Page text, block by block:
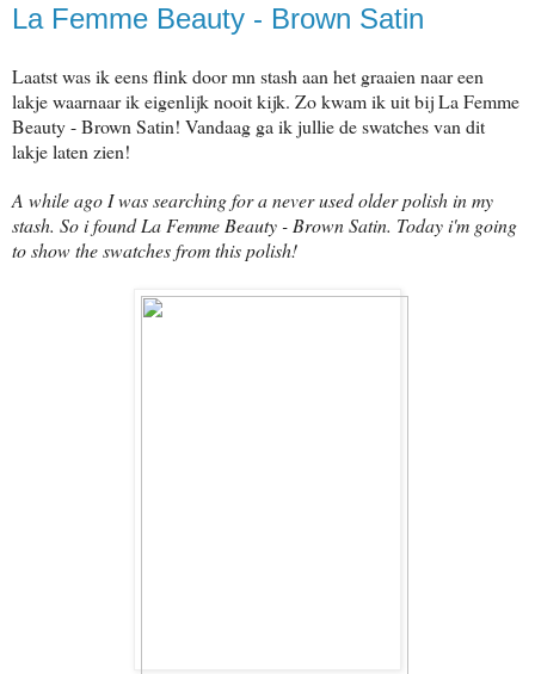
La Femme Beauty - Brown Satin
Laatst was ik eens flink door mn stash aan het graaien naar een
lakje waarnaar ik eigenlijk nooit kijk. Zo kwam ik uit bij La Femme
Beauty - Brown Satin! Vandaag ga ik jullie de swatches van dit
lakje laten zien!
A while ago I was searching for a never used older polish in my
stash. So i found La Femme Beauty - Brown Satin. Today i'm going
to show the swatches from this polish!